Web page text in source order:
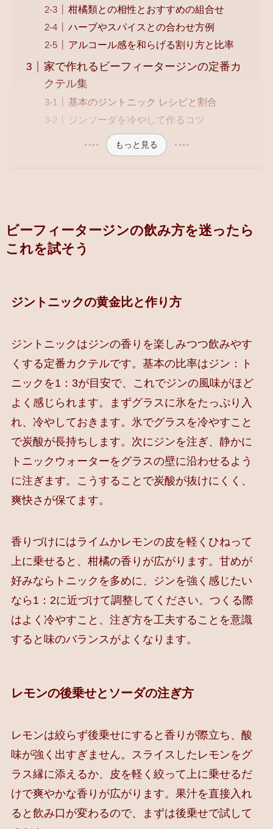
柑橘類との相性とおすすめの組合せ
ハーブやスパイスとの合わせ方例
アルコール感を和らげる割り方と比率
家で作れるビーフィータージンの定番カ
クテル集
基本のジントニック レシピと割合
ジンソーダを冷やして作るコツ
もっと見る
ビーフィータージンの飲み方を迷ったら
これを試そう
ジントニックの黄金比と作り方
ジントニックはジンの香りを楽しみつつ飲みやす
くする定番カクテルです。基本の比率はジン：ト
ニックを1：3が目安で、これでジンの風味がほど
よく感じられます。まずグラスに氷をたっぷり入
れ、冷やしておきます。氷でグラスを冷やすこと
で炭酸が長持ちします。次にジンを注ぎ、静かに
トニックウォーターをグラスの壁に沿わせるよう
に注ぎます。こうすることで炭酸が抜けにくく、
爽快さが保てます。
香りづけにはライムかレモンの皮を軽くひねって
上に乗せると、柑橘の香りが広がります。甘めが
好みならトニックを多めに、ジンを強く感じたい
なら1：2に近づけて調整してください。つくる際
はよく冷やすこと、注ぎ方を工夫することを意識
すると味のバランスがよくなります。
レモンの後乗せとソーダの注ぎ方
レモンは絞らず後乗せにすると香りが際立ち、酸
味が強く出すぎません。スライスしたレモンをグ
ラス縁に添えるか、皮を軽く絞って上に乗せるだ
けで爽やかな香りが広がります。果汁を直接入れ
ると飲み口が変わるので、まずは後乗せで試して